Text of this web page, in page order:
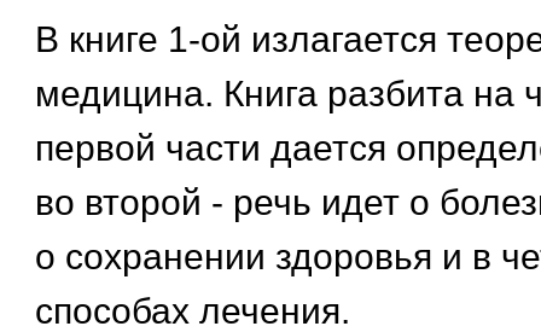
В книге 1-ой излагается
медицина. Книга разбита на
первой части дается
во второй - речь идет о
о сохранении здоровья и в
способах лечения.